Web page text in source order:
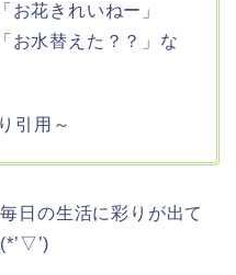
お花きれいねー」
お水替えた？？」な
引用～
日の生活に彩りが出て